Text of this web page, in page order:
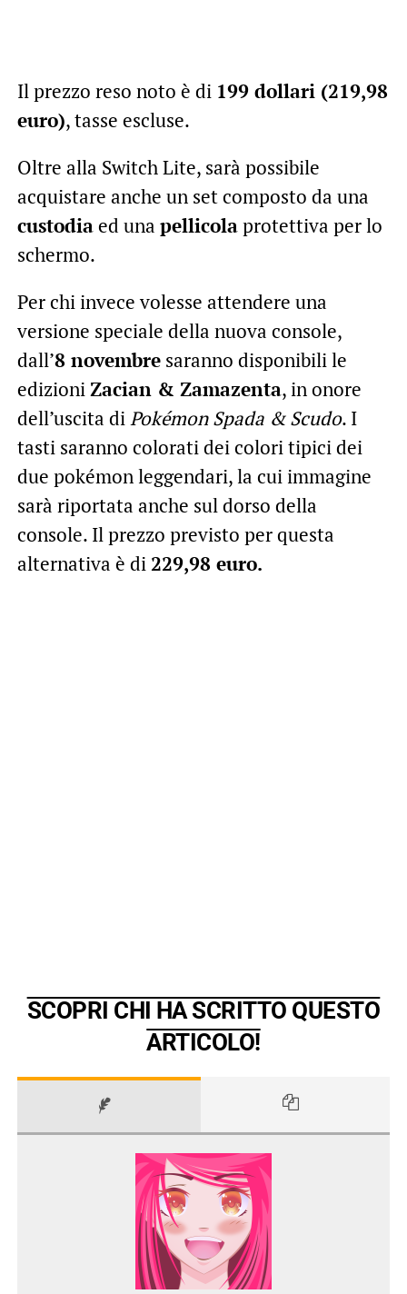
Il prezzo reso noto è di 199 dollari (219,98
euro), tasse escluse.
Oltre alla Switch Lite, sarà possibile
acquistare anche un set composto da una
custodiaed una pellicolaprotettiva per lo
schermo.
Per chi invece volesse attendere una
versione speciale della nuova console,
dall’8 novembresaranno disponibili le
edizioniZacian & Zamazenta, in onore
dell’uscita diPokémon Spada & Scudo. I
tasti saranno colorati dei colori tipici dei
due pokémon leggendari, la cui immagine
sarà riportata anche sul dorso della
console. Il prezzo previsto per questa
alternativa è di229,98 euro.
SCOPRI CHI HA SCRITTO QUESTO
ARTICOLO!